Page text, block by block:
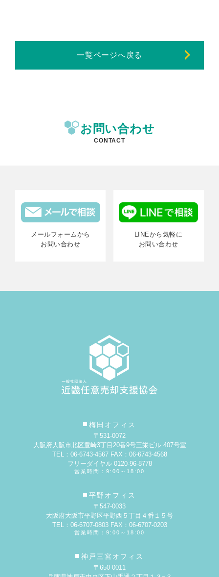
一覧ページへ戻る
お問い合わせ
CONTACT
メールフォームから
お問い合わせ
LINEから気軽に
お問い合わせ
梅田オフィス
〒531-0072
大阪府大阪市北区豊崎3丁目20番9号三栄ビル 407号室
TEL：06-6743-4567 FAX：06-6743-4568
フリーダイヤル 0120-96-8778
営業時間：9:00～18:00
平野オフィス
〒547-0033
大阪府大阪市平野区平野西５丁目４番１５号
TEL：06-6707-0803 FAX：06-6707-0203
営業時間：9:00～18:00
神戸三宮オフィス
〒650-0011